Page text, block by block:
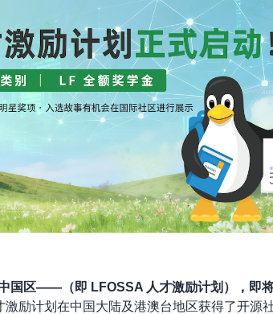
国区——（即 LFOSSA 人才激励计划），即
励计划在中国大陆及港澳台地区获得了开源